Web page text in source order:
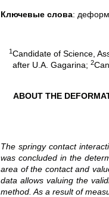
Ключевые слова:
1Candidate of Science,
after U.A. Gagarina; 2
ABOUT THE
The springy contact
was concluded in the
area of the contact and
data allows valuing the
method. As a result of